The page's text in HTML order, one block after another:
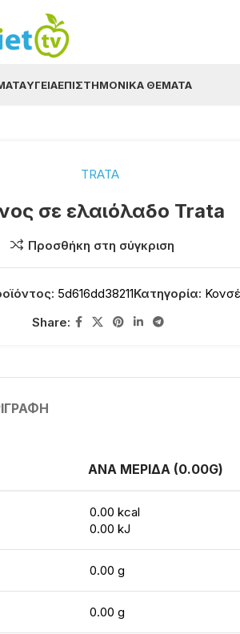
ΥΓΕΊΑΕΠΙΣΤΗΜΟΝΙΚΆ ΘΈΜΑΤΑ
TRATA
σε ελαιόλαδο Trata
Προσθήκη στη σύγκριση
5d616dd38211Κατηγορία:
Share:
ΑΝΑ ΜΕΡΙΔΑ (0.00G)
0.00 kcal
0.00 kJ
0.00 g
0.00 g